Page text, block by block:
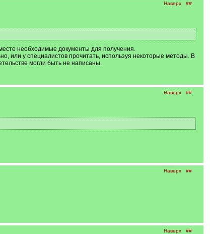
Наверх ##
необходимые документы для получения.
или у специалистов прочитать, используя некоторые методы. В
могли быть не написаны.
Наверх ##
Наверх ##
Наверх ##